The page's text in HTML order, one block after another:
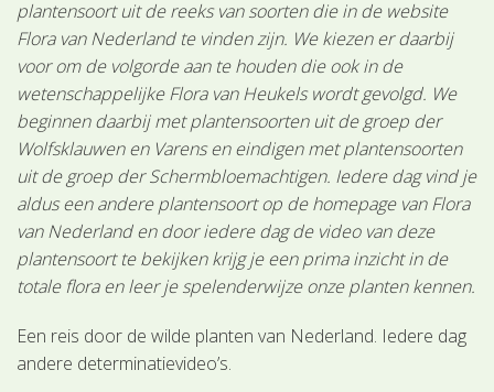
plantensoort uit de reeks van soorten die in de website
Flora van Nederland te vinden zijn. We kiezen er daarbij
voor om de volgorde aan te houden die ook in de
wetenschappelijke Flora van Heukels wordt gevolgd. We
beginnen daarbij met plantensoorten uit de groep der
Wolfsklauwen en Varens en eindigen met plantensoorten
uit de groep der Schermbloemachtigen. Iedere dag vind je
aldus een andere plantensoort op de homepage van Flora
van Nederland en door iedere dag de video van deze
plantensoort te bekijken krijg je een prima inzicht in de
totale flora en leer je spelenderwijze onze planten kennen.
Een reis door de wilde planten van Nederland. Iedere dag
andere determinatievideo’s.